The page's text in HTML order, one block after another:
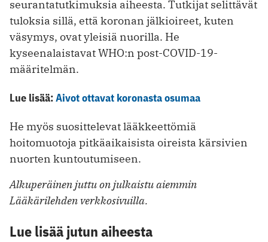
seurantatutkimuksia aiheesta. Tutkijat selittävät
tuloksia sillä, että koronan jälkioireet, kuten
väsymys, ovat yleisiä nuorilla. He
kyseenalaistavat WHO:n post-COVID-19-
määritelmän.
Lue lisää:Aivot ottavat koronasta osumaa
He myös suosittelevat lääkkeettömiä
hoitomuotoja pitkäaikaisista oireista kärsivien
nuorten kuntoutumiseen.
Alkuperäinen juttu on julkaistu aiemmin
Lääkärilehden verkkosivuilla.
Lue lisää jutun aiheesta